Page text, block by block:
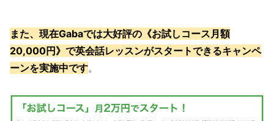
また、現在Gabaでは大好評の《お試しコース月額
20,000円》で英会話レッスンがスタートできるキャンペ
ーンを実施中です。